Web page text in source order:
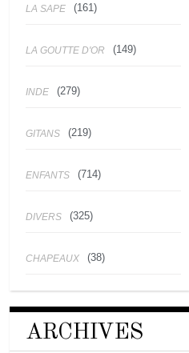
LA SAPE (161)
LA GOUTTE D'OR (149)
INDE (279)
GITANS (219)
ENFANTS (714)
DIVERS (325)
CHAPEAUX (38)
ARCHIVES